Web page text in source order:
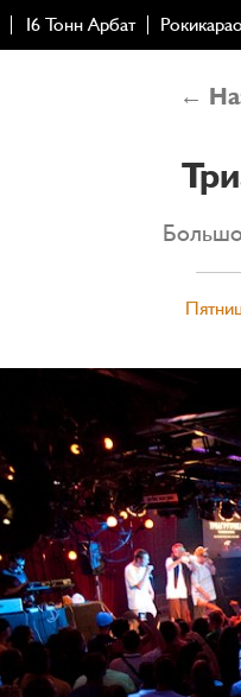
16 Тонн Арбат
←